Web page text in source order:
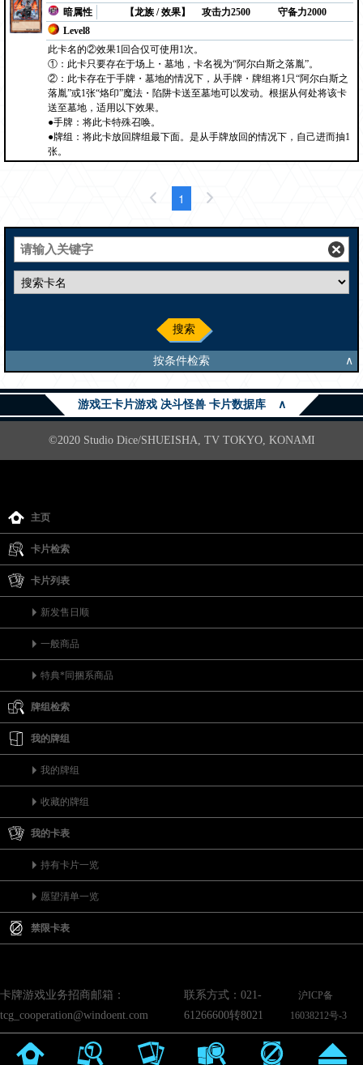
暗属性
【龙族 / 效果】
Level8
攻击力2500 守备力2000
此卡名的②效果1回合仅可使用1次。
①：此卡只要存在于场上・墓地，卡名视为“阿尔白斯之落胤”。
②：此卡存在于手牌・墓地的情况下，从手牌・牌组将1只“阿尔白斯之
落胤”或1张“烙印”魔法・陷阱卡送至墓地可以发动。根据从何处将该卡
送至墓地，适用以下效果。
●手牌：将此卡特殊召唤。
●牌组：将此卡放回牌组最下面。是从手牌放回的情况下，自己进而抽1
张。
1
搜索
按条件检索 ∧
游戏王卡片游戏 决斗怪兽 卡片数据库 ∧
©2020 Studio Dice/SHUEISHA, TV TOKYO, KONAMI
主页
卡片检索
卡片列表
新发售日顺
一般商品
特典*同捆系商品
牌组检索
我的牌组
我的牌组
收藏的牌组
我的卡表
持有卡片一览
愿望清单一览
禁限卡表
卡牌游戏业务招商邮箱：
tcg_cooperation@windoent.com
联系方式：021-
61266600转8021
沪ICP备
16038212号-3